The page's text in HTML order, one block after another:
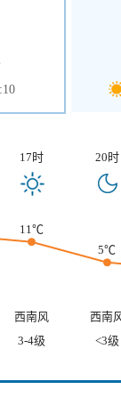
17时 20时
11℃
5℃
西南风
西南
3-4级 <3级